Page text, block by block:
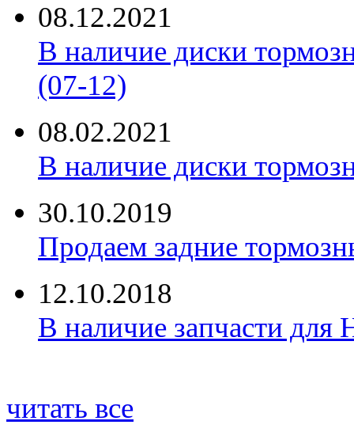
08.12.2021
В наличие диски
(07-12)
08.02.2021
В наличие диски
30.10.2019
Продаем задние
12.10.2018
В наличие запчасти для
читать все